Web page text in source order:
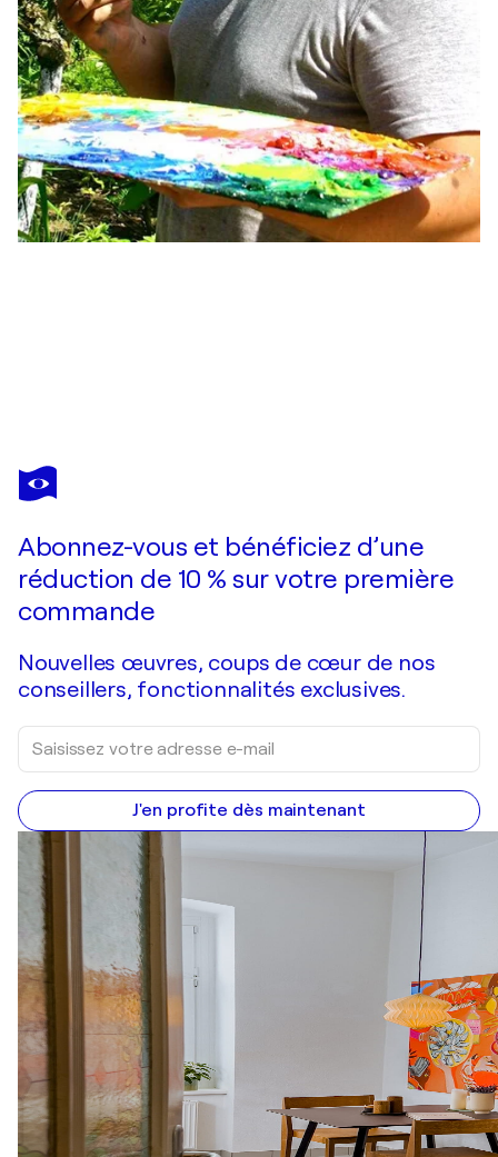
ALEXANDER SHANDOR
Topinamburu Season
Abonnez-vous et bénéficiez d’une
réduction de 10 % sur votre première
commande
Nouvelles œuvres, coups de cœur de nos
conseillers, fonctionnalités exclusives.
J'en profite dès maintenant